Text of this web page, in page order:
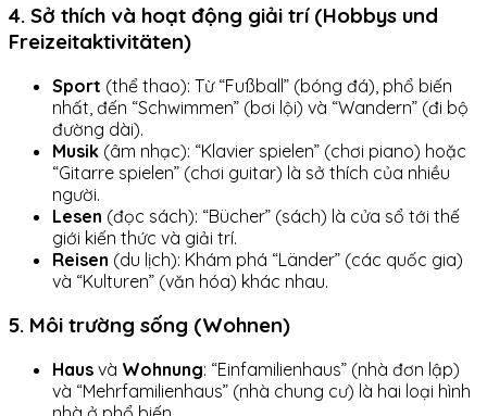
4. Sở thích và hoạt động giải trí (Hobbys und
Freizeitaktivitäten)
Sport (thể thao): Từ “Fußball” (bóng đá), phổ biến
nhất, đến “Schwimmen” (bơi lội) và “Wandern” (đi bộ
đường dài).
Musik (âm nhạc): “Klavier spielen” (chơi piano) hoặc
“Gitarre spielen” (chơi guitar) là sở thích của nhiều
người.
Lesen (đọc sách): “Bücher” (sách) là cửa sổ tới thế
giới kiến thức và giải trí.
Reisen (du lịch): Khám phá “Länder” (các quốc gia)
và “Kulturen” (văn hóa) khác nhau.
5. Môi trường sống (Wohnen)
Haus và Wohnung: “Einfamilienhaus” (nhà đơn lập)
và “Mehrfamilienhaus” (nhà chung cư) là hai loại hình